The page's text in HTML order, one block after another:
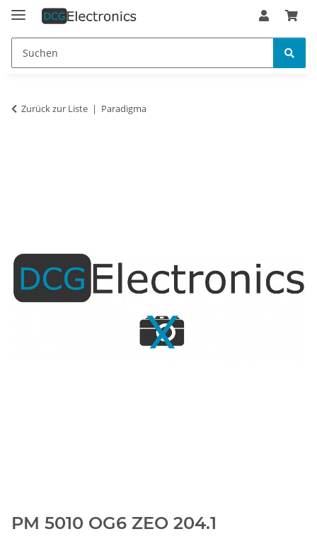
Zurück zur Liste Paradigma
PM 5010 OG6 ZEO 204.1